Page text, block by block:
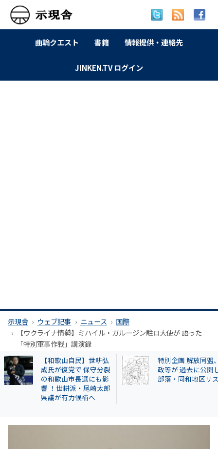
曲輪クエスト 書籍 情報提供・連絡先
JINKEN.TV ログイン
示現舎 ウェブ記事 ニュース
国際
【ウクライナ情勢】ミハイル・ガルージン駐ロ大使が 語った
「特別軍事作戦」講演録
【和歌山自民】世耕弘
成氏が復党で 保守分裂
の和歌山市長選にも影
響 ！世耕派・尾崎太郎
県議が有力候補へ
特別企画 解放同盟
政等が 過去に公開
部落・同和地区リ